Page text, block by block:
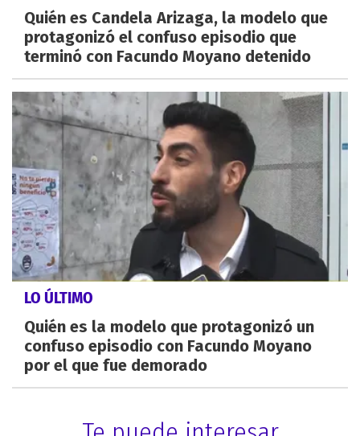
Quién es Candela Arizaga, la modelo que
protagonizó el confuso episodio que
terminó con Facundo Moyano detenido
LO ÚLTIMO
Quién es la modelo que protagonizó un
confuso episodio con Facundo Moyano
por el que fue demorado